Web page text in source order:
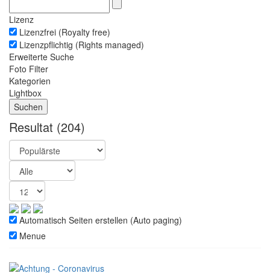
Lizenz
Lizenzfrei (Royalty free)
Lizenzpflichtig (Rights managed)
Erweiterte Suche
Foto Filter
Kategorien
Lightbox
Resultat (204)
Automatisch Seiten erstellen (Auto paging)
Menue